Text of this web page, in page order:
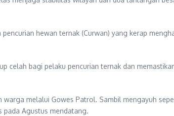
hewan ternak (Curwan) yang kerap
celah bagi pelaku pencurian ternak dan
melalui Gowes Patrol. Sambil mengayuh
pada Agustus mendatang.